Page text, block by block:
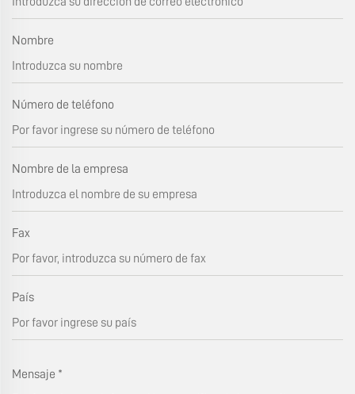
Nombre
Número de teléfono
Nombre de la empresa
Fax
País
Mensaje *